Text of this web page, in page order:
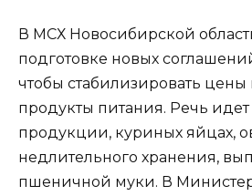
В МСХ Новосибирской
подготовке новых
чтобы стабилизировать цены
продукты питания. Речь
продукции, куриных яйцах,
недлительного хранения,
пшеничной муки. В